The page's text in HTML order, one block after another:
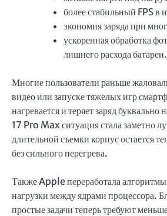
более стабильный FPS в
экономия заряда при
ускоренная обработка
лишнего расхода батареи.
Многие пользователи раньше
видео или запуске тяжелых игр
нагревается и теряет заряд
17 Pro Max ситуация стала заметно
длительной съемки корпус остается
без сильного перегрева.
Также Apple переработала
нагрузки между ядрами процессора.
простые задачи теперь требуют